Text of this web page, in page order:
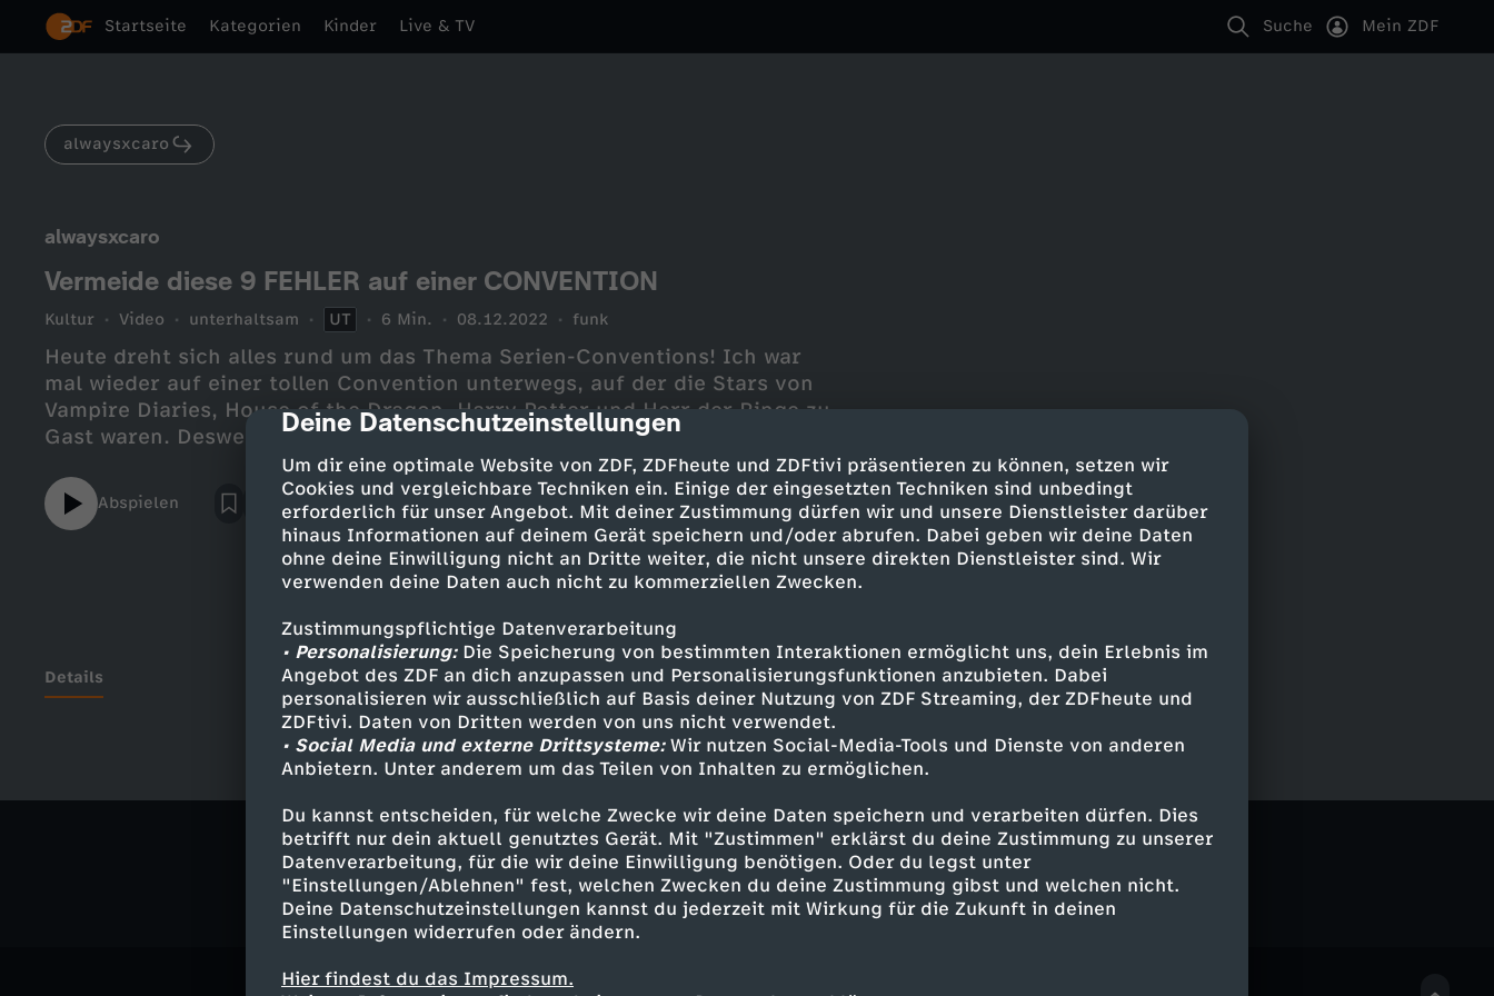
cmp-dialog-description
Deine Datenschutzeinstellungen
Um dir eine optimale Website von ZDF, ZDFheute und ZDFtivi präsentieren zu können, setzen wir
Cookies und vergleichbare Techniken ein. Einige der eingesetzten Techniken sind unbedingt
erforderlich für unser Angebot. Mit deiner Zustimmung dürfen wir und unsere Dienstleister darüber
hinaus Informationen auf deinem Gerät speichern und/oder abrufen. Dabei geben wir deine Daten
ohne deine Einwilligung nicht an Dritte weiter, die nicht unsere direkten Dienstleister sind. Wir
verwenden deine Daten auch nicht zu kommerziellen Zwecken.
Zustimmungspflichtige Datenverarbeitung
• Personalisierung:Die Speicherung von bestimmten Interaktionen ermöglicht uns, dein Erlebnis im
Angebot des ZDF an dich anzupassen und Personalisierungsfunktionen anzubieten. Dabei
personalisieren wir ausschließlich auf Basis deiner Nutzung von ZDF Streaming, der ZDFheute und
ZDFtivi. Daten von Dritten werden von uns nicht verwendet.
• Social Media und externe Drittsysteme:Wir nutzen Social-Media-Tools und Dienste von anderen
Anbietern. Unter anderem um das Teilen von Inhalten zu ermöglichen.
Du kannst entscheiden, für welche Zwecke wir deine Daten speichern und verarbeiten dürfen. Dies
betrifft nur dein aktuell genutztes Gerät. Mit "Zustimmen" erklärst du deine Zustimmung zu unserer
Datenverarbeitung, für die wir deine Einwilligung benötigen. Oder du legst unter
"Einstellungen/Ablehnen" fest, welchen Zwecken du deine Zustimmung gibst und welchen nicht.
Deine Datenschutzeinstellungen kannst du jederzeit mit Wirkung für die Zukunft in deinen
Einstellungen widerrufen oder ändern.
Hier findest du das Impressum.
Startseite Kategorien Kinder Live & TV Suche Mein ZDF
alwaysxcaro
alwaysxcaro
Vermeide diese 9 FEHLER auf einer CONVENTION
Kultur Video unterhaltsam UT 6 Min. 08.12.2022 funk
Heute dreht sich alles rund um das Thema Serien-Conventions! Ich war
mal wieder auf einer tollen Convention unterwegs, auf der die Stars von
Vampire Diaries, House of the Dragon, Harry Potter und Herr der Ringe zu
Gast waren. Deswegen möchte ich euch einige Tipps mitgeben und Dinge,
die ihr auf einer Con unbedingt vermeiden solltet! ️
Abspielen
Details
Ähnliche Inhalte entdecken
Kultur Video unterhaltsam Untertitel alwaysxcaro